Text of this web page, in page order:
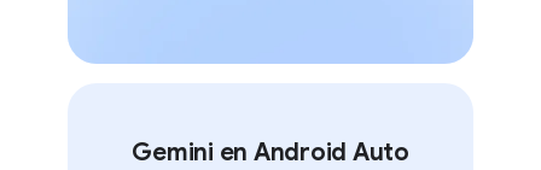
Gemini en Android Auto